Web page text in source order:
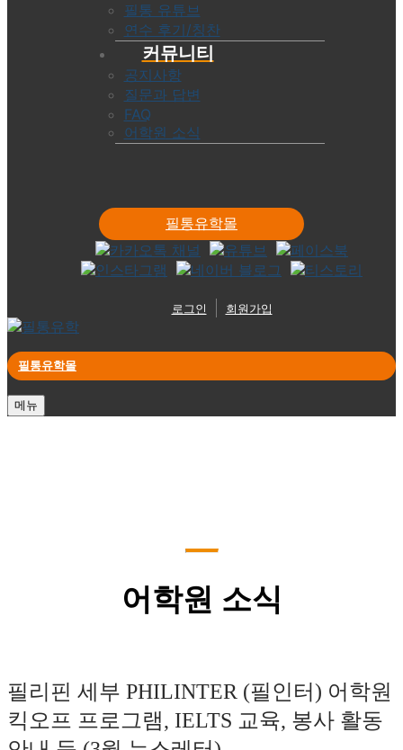
필통 유튜브
연수 후기/칭찬
커뮤니티
공지사항
질문과 답변
FAQ
어학원 소식
로그인 회원가입
필통유학몰
필통유학몰
메뉴
어학원 소식
필리핀 세부 PHILINTER (필인터) 어학원
킥오프 프로그램, IELTS 교육, 봉사 활동